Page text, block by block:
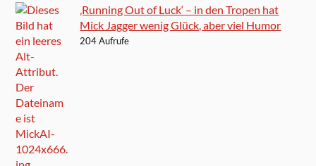
‚Running Out of Luck‘ – in den Tropen hat
Mick Jagger wenig Glück, aber viel Humor
204 Aufrufe